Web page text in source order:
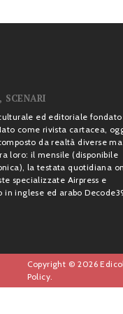
ed editoriale fondato
come rivista cartacea,
da realtà diverse ma
loro: il mensile (disponibile
la testata quotidiana
specializzate Airpress e
in inglese ed arabo
Copyright © 2026
Policy.